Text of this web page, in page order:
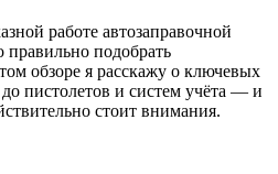
работе автозаправочной
подобрать
обзоре я расскажу о ключевых
пистолетов и систем учёта — и
стоит внимания.